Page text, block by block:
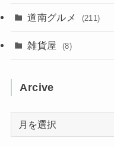
(31)
(16)(2)
(1) (2)
(2)
(11)
(13)
(10)
道南グルメ (211)
雑貨屋 (8)
Arcive
Arcive